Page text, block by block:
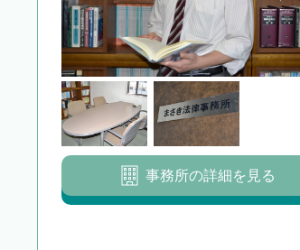
事務所の詳細を見る